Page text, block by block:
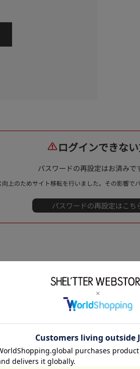
ログインできな
パスワードの再設定はお済みで
上のためサイト移転を行いました。その影響で